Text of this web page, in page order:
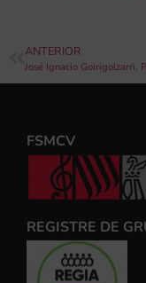
ANTERIOR
FSMCV
REGISTRE DE